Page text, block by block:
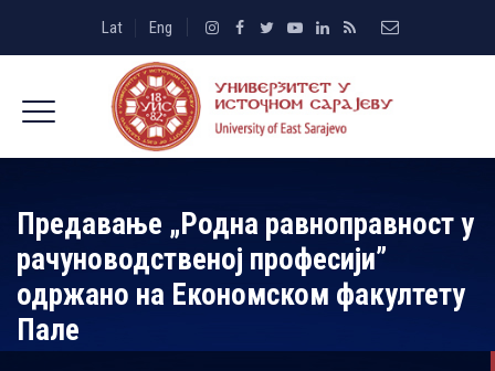
Lat Eng
Предавање „Родна равноправност у
рачуноводственој професији”
одржано на Економском факултету
Пале